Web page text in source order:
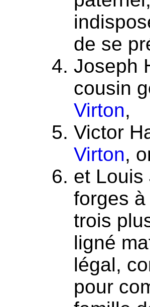
de se
Joseph
cousin
Virton,
Victor
Virton,
et Louis
forges
trois
ligné
légal,
pour